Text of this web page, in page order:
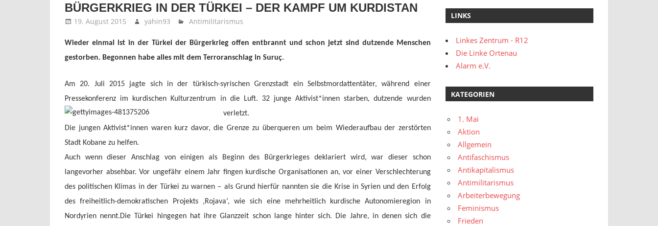
BÜRGERKRIEG IN DER TÜRKEI – DER KAMPF UM KURDISTAN
19. August 2015 yahin93 Antimilitarismus
Wieder einmal ist in der Türkei der Bürgerkrieg offen entbrannt und schon jetzt sind dutzende Menschen
gestorben. Begonnen habe alles mit dem Terroranschlag in Suruç.
Am 20. Juli 2015 jagte sich in der türkisch-syrischen Grenzstadt ein Selbstmordattentäter, während einer
Pressekonferenz im kurdischen Kulturzentrum in die Luft. 32 junge Aktivist*innen starben, dutzende wurden
verletzt.
Die jungen Aktivist*innen waren kurz davor, die Grenze zu überqueren um beim Wiederaufbau der zerstörten
Stadt Kobane zu helfen.
Auch wenn dieser Anschlag von einigen als Beginn des Bürgerkrieges deklariert wird, war dieser schon
langevorher absehbar. Vor ungefähr einem Jahr fingen kurdische Organisationen an, vor einer Verschlechterung
des politischen Klimas in der Türkei zu warnen – als Grund hierfür nannten sie die Krise in Syrien und den Erfolg
des freiheitlich-demokratischen Projekts ‚Rojava‘, wie sich eine mehrheitlich kurdische Autonomieregion in
Nordyrien nennt.Die Türkei hingegen hat ihre Glanzzeit schon lange hinter sich. Die Jahre, in denen sich die
LINKS
Linkes Zentrum - R12
Die Linke Ortenau
Alarm e.V.
KATEGORIEN
1. Mai
Aktion
Allgemein
Antifaschismus
Antikapitalismus
Antimilitarismus
Arbeiterbewegung
Feminismus
Frieden